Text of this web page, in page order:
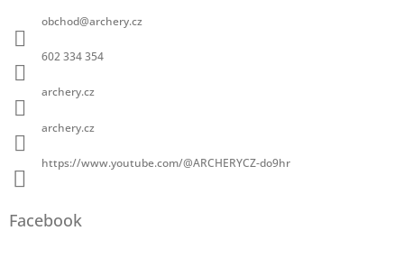
obchod@archery.cz
602 334 354
archery.cz
archery.cz
https://www.youtube.com/@ARCHERYCZ-do9hr
Facebook